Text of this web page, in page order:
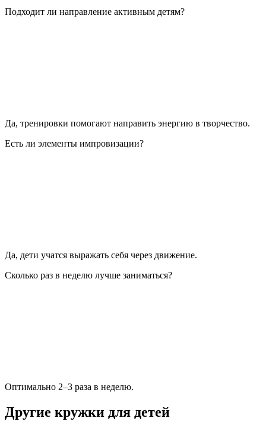
Подходит ли направление активным детям?
Да, тренировки помогают направить энергию в творчество.
Есть ли элементы импровизации?
Да, дети учатся выражать себя через движение.
Сколько раз в неделю лучше заниматься?
Оптимально 2–3 раза в неделю.
Другие кружки для детей